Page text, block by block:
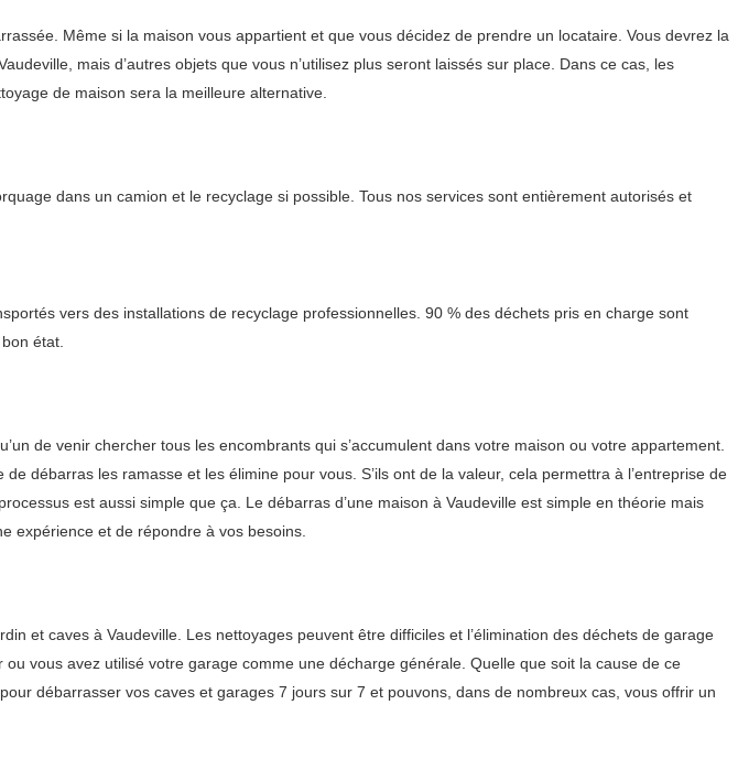
Même si la maison vous appartient et que vous décidez de prendre un locataire. Vous devrez la
mais d’autres objets que vous n’utilisez plus seront laissés sur place. Dans ce cas, les
de maison sera la meilleure alternative.
dans un camion et le recyclage si possible. Tous nos services sont entièrement autorisés et
vers des installations de recyclage professionnelles. 90 % des déchets pris en charge sont
état.
de venir chercher tous les encombrants qui s’accumulent dans votre maison ou votre appartement.
débarras les ramasse et les élimine pour vous. S’ils ont de la valeur, cela permettra à l’entreprise de
est aussi simple que ça. Le débarras d’une maison à Vaudeville est simple en théorie mais
expérience et de répondre à vos besoins.
et caves à Vaudeville. Les nettoyages peuvent être difficiles et l’élimination des déchets de garage
vous avez utilisé votre garage comme une décharge générale. Quelle que soit la cause de ce
débarrasser vos caves et garages 7 jours sur 7 et pouvons, dans de nombreux cas, vous offrir un